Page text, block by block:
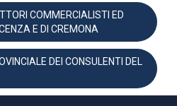
COMMERCIALISTI ED
E DI CREMONA
DEI CONSULENTI DEL